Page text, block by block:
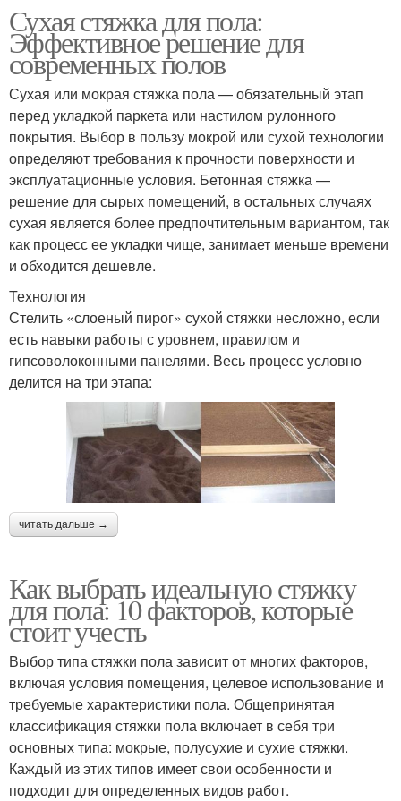
Сухая стяжка для пола:
Эффективное решение для
современных полов
Сухая или мокрая стяжка пола — обязательный этап
перед укладкой паркета или настилом рулонного
покрытия. Выбор в пользу мокрой или сухой технологии
определяют требования к прочности поверхности и
эксплуатационные условия. Бетонная стяжка —
решение для сырых помещений, в остальных случаях
сухая является более предпочтительным вариантом, так
как процесс ее укладки чище, занимает меньше времени
и обходится дешевле.
Технология
Стелить «слоеный пирог» сухой стяжки несложно, если
есть навыки работы с уровнем, правилом и
гипсоволоконными панелями. Весь процесс условно
делится на три этапа:
читать дальше →
Как выбрать идеальную стяжку
для пола: 10 факторов, которые
стоит учесть
Выбор типа стяжки пола зависит от многих факторов,
включая условия помещения, целевое использование и
требуемые характеристики пола. Общепринятая
классификация стяжки пола включает в себя три
основных типа: мокрые, полусухие и сухие стяжки.
Каждый из этих типов имеет свои особенности и
подходит для определенных видов работ.